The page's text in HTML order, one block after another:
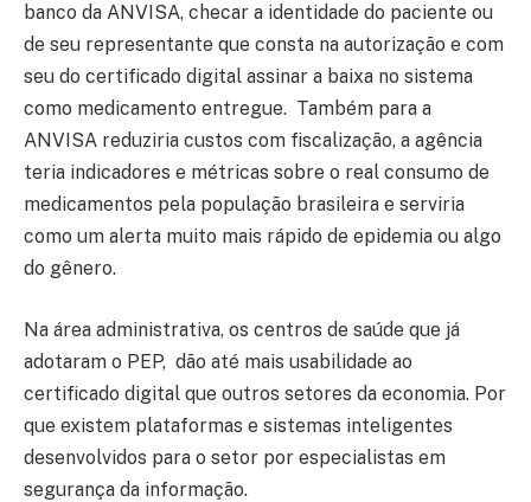
banco da ANVISA, checar a identidade do paciente ou
de seu representante que consta na autorização e com
seu do certificado digital assinar a baixa no sistema
como medicamento entregue. Também para a
ANVISA reduziria custos com fiscalização, a agência
teria indicadores e métricas sobre o real consumo de
medicamentos pela população brasileira e serviria
como um alerta muito mais rápido de epidemia ou algo
do gênero.
Na área administrativa, os centros de saúde que já
adotaram o PEP, dão até mais usabilidade ao
certificado digital que outros setores da economia. Por
que existem plataformas e sistemas inteligentes
desenvolvidos para o setor por especialistas em
segurança da informação.